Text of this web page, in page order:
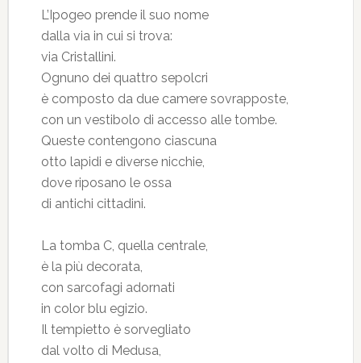
L’Ipogeo prende il suo nome
dalla via in cui si trova:
via Cristallini.
Ognuno dei quattro sepolcri
è composto da due camere sovrapposte,
con un vestibolo di accesso alle tombe.
Queste contengono ciascuna
otto lapidi e diverse nicchie,
dove riposano le ossa
di antichi cittadini.
La tomba C, quella centrale,
è la più decorata,
con sarcofagi adornati
in color blu egizio.
Il tempietto è sorvegliato
dal volto di Medusa,